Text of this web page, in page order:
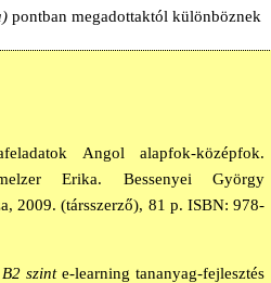
pontban megadottaktól különböznek
Angol alapfok-középfok.
Erika.
Bessenyei György
2009. (társszerző), 81 p. ISBN: 978-
szint e-learning tananyag-fejlesztés